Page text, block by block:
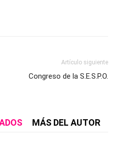
Artículo siguiente
Congreso de la S.E.S.P.O.
MÁS DEL AUTOR